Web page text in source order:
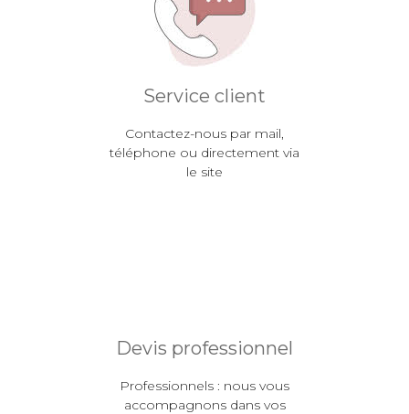
Service client
Contactez-nous par mail,
téléphone ou directement via
le site
Devis professionnel
Professionnels : nous vous
accompagnons dans vos